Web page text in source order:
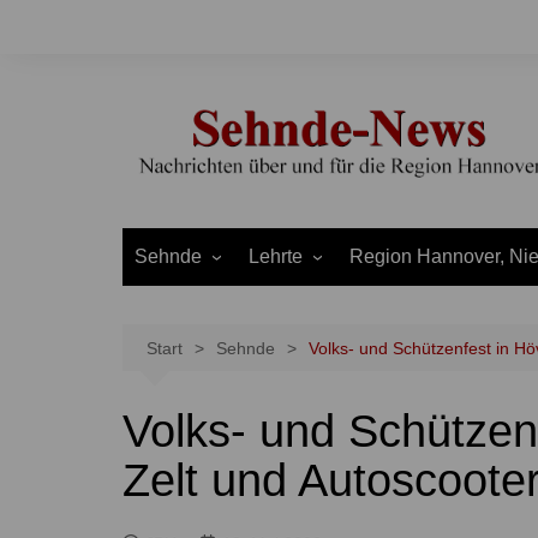
Sehnde
Bolzum
Evern
Gretenberg
Lehrte
Aligse
Hämelerwald
Immensen
Region Hannover,
Uetze
LEADER und
Land Niedersachsen
Start Sehnde Volks- und Schützenfest in
Volks- und
Zelt und